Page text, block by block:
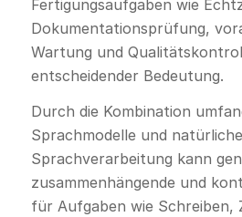
Fertigungsaufgaben wie
Dokumentationsprüfung,
Wartung und
entscheidender Bedeutung.
Durch die Kombination
Sprachmodelle und
Sprachverarbeitung kann
zusammenhängende und
für Aufgaben wie Schreiben,